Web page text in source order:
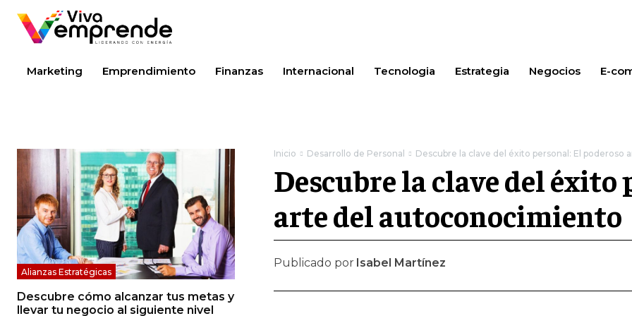
Marketing Emprendimiento Finanzas Internacional Tecnologia Estrategia Negocios E-
Alianzas Estratégicas
Descubre cómo alcanzar tus metas y
llevar tu negocio al siguiente nivel
Inicio Desarrollo de Personal Descubre la clave del éxito personal: El
Descubre la clave del éxito
arte del autoconocimiento
Publicado por Isabel Martínez